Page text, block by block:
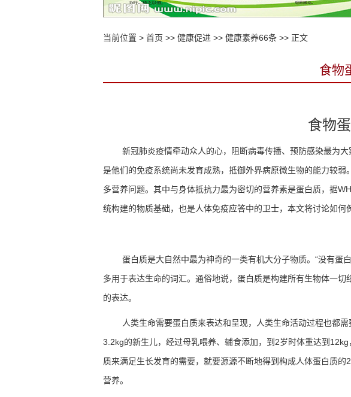
当前位置 > 首页 >> 健康促进 >> 健康素养66条 >> 正文
食物
食物
新冠肺炎疫情牵动众人的心，阻断病毒传播、预防感染最为
是他们的免疫系统尚未发育成熟，抵御外界病原微生物的能力较
多营养问题。其中与身体抵抗力最为密切的营养素是蛋白质，据
统构建的物质基础，也是人体免疫应答中的卫士，本文将讨论如
蛋白质是大自然中最为神奇的一类有机大分子物质。 “没有蛋
多用于表达生命的词汇。通俗地说，蛋白质是构建所有生物体一
的表达。
人类生命需要蛋白质来表达和呈现，人类生命活动过程也都
3.2kg的新生儿，经过母乳喂养、辅食添加，到 2岁时体重达到 12kg
质来满足生长发育的需要，就要源源不断地得到构成人体蛋白质的
营养。